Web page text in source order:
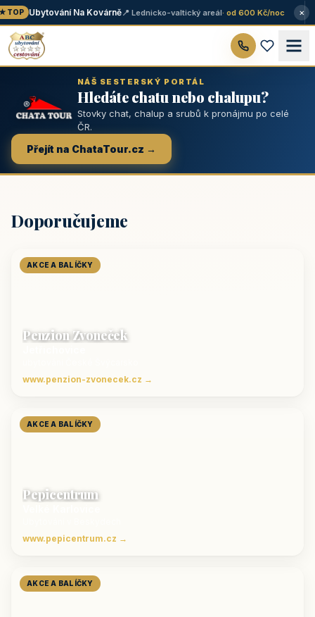
Ubytování Na Kovárně📍 Lednicko-valtický areál· od 600 Kč/noc ×
NÁŠ SESTERSKÝ PORTÁL
Hledáte chatu nebo chalupu?
Stovky chat, chalup a srubů k pronájmu po celé
ČR.
Přejít na ChataTour.cz →
Doporučujeme
AKCE A BALÍČKY
Penzion Zvoneček
www.penzion-zvonecek.cz →
AKCE A BALÍČKY
Pepicentrum
www.pepicentrum.cz →
AKCE A BALÍČKY